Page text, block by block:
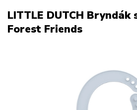
LITTLE DUTCH Bryndák
Forest Friends